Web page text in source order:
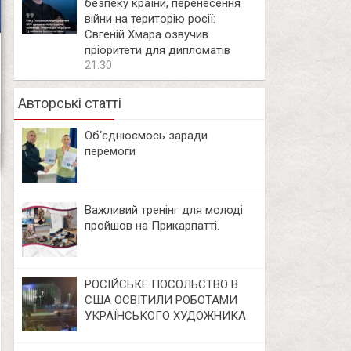
безпеку країни, перенесення
війни на територію росії:
Євгеній Хмара озвучив
пріоритети для дипломатів
21:30
Авторські статті
Об‘єднюємось заради
перемоги
Важливий тренінг для молоді
пройшов на Прикарпатті.
РОСІЙСЬКЕ ПОСОЛЬСТВО В
США ОСВІТИЛИ РОБОТАМИ
УКРАЇНСЬКОГО ХУДОЖНИКА